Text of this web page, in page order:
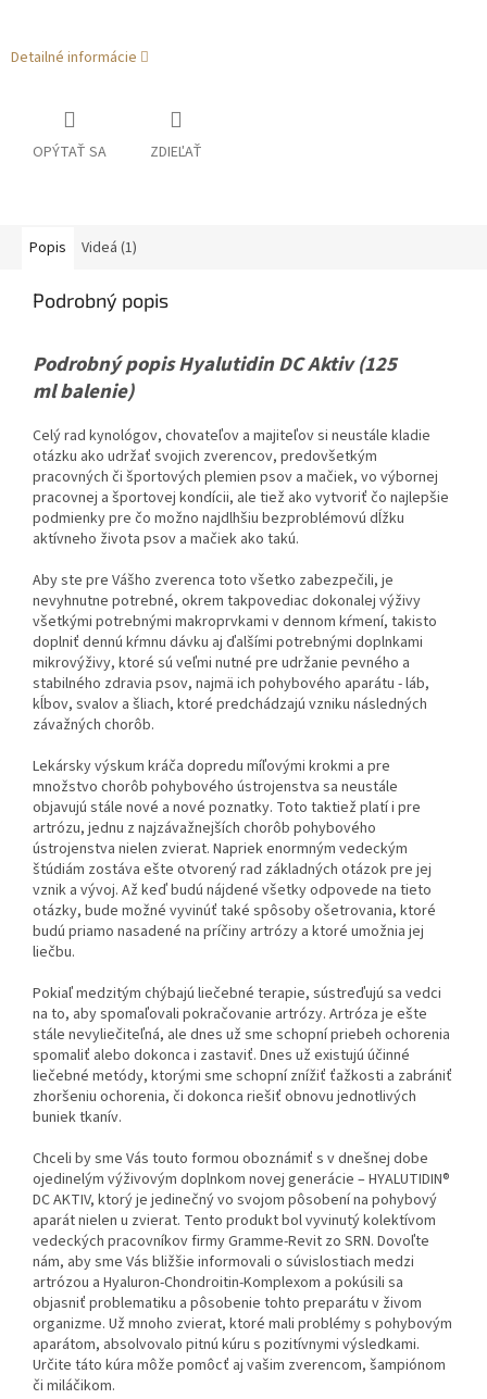
Detailné informácie
OPÝTAŤ SA ZDIEĽAŤ
Popis Videá (1)
Podrobný popis
Podrobný popis Hyalutidin DC Aktiv (125
ml balenie)
Celý rad kynológov, chovateľov a majiteľov si neustále kladie
otázku ako udržať svojich zverencov, predovšetkým
pracovných či športových plemien psov a mačiek, vo výbornej
pracovnej a športovej kondícii, ale tiež ako vytvoriť čo najlepšie
podmienky pre čo možno najdlhšiu bezproblémovú dĺžku
aktívneho života psov a mačiek ako takú.
Aby ste pre Vášho zverenca toto všetko zabezpečili, je
nevyhnutne potrebné, okrem takpovediac dokonalej výživy
všetkými potrebnými makroprvkami v dennom kŕmení, takisto
doplniť dennú kŕmnu dávku aj ďalšími potrebnými doplnkami
mikrovýživy, ktoré sú veľmi nutné pre udržanie pevného a
stabilného zdravia psov, najmä ich pohybového aparátu - láb,
kĺbov, svalov a šliach, ktoré predchádzajú vzniku následných
závažných chorôb.
Lekársky výskum kráča dopredu míľovými krokmi a pre
množstvo chorôb pohybového ústrojenstva sa neustále
objavujú stále nové a nové poznatky. Toto taktiež platí i pre
artrózu, jednu z najzávažnejších chorôb pohybového
ústrojenstva nielen zvierat. Napriek enormným vedeckým
štúdiám zostáva ešte otvorený rad základných otázok pre jej
vznik a vývoj. Až keď budú nájdené všetky odpovede na tieto
otázky, bude možné vyvinúť také spôsoby ošetrovania, ktoré
budú priamo nasadené na príčiny artrózy a ktoré umožnia jej
liečbu.
Pokiaľ medzitým chýbajú liečebné terapie, sústreďujú sa vedci
na to, aby spomaľovali pokračovanie artrózy. Artróza je ešte
stále nevyliečiteľná, ale dnes už sme schopní priebeh ochorenia
spomaliť alebo dokonca i zastaviť. Dnes už existujú účinné
liečebné metódy, ktorými sme schopní znížiť ťažkosti a zabrániť
zhoršeniu ochorenia, či dokonca riešiť obnovu jednotlivých
buniek tkanív.
Chceli by sme Vás touto formou oboznámiť s v dnešnej dobe
ojedinelým výživovým doplnkom novej generácie – HYALUTIDIN®
DC AKTIV, ktorý je jedinečný vo svojom pôsobení na pohybový
aparát nielen u zvierat. Tento produkt bol vyvinutý kolektívom
vedeckých pracovníkov firmy Gramme-Revit zo SRN. Dovoľte
nám, aby sme Vás bližšie informovali o súvislostiach medzi
artrózou a Hyaluron-Chondroitin-Komplexom a pokúsili sa
objasniť problematiku a pôsobenie tohto preparátu v živom
organizme. Už mnoho zvierat, ktoré mali problémy s pohybovým
aparátom, absolvovalo pitnú kúru s pozitívnymi výsledkami.
Určite táto kúra môže pomôcť aj vašim zverencom, šampiónom
či miláčikom.